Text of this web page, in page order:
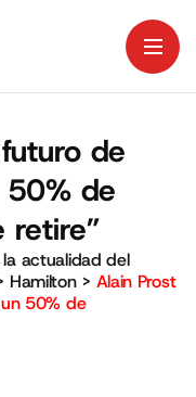
de
50% de
retire”
actualidad del
Hamilton> Alain Prost
50% de